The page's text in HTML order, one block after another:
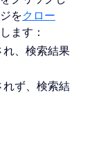
をクロー
ます：
れ、検索結果
れず、検索結